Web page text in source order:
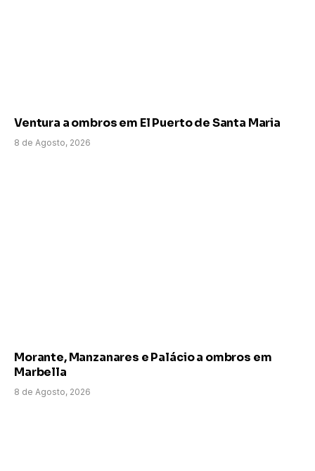
Ventura a ombros em El Puerto de Santa Maria
8 de Agosto, 2026
Morante, Manzanares e Palácio a ombros em
Marbella
8 de Agosto, 2026